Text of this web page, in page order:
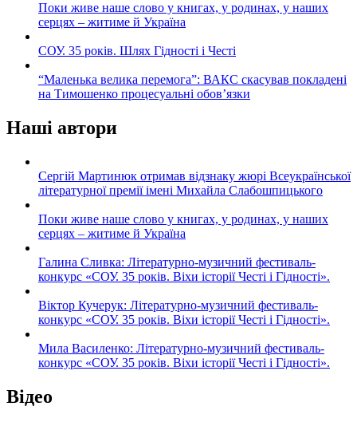
Поки живе наше слово у книгах, у родинах, у наших
серцях – житиме й Україна
СОУ. 35 років. Шлях Гідності і Честі
“Маленька велика перемога”: ВАКС скасував покладені
на Тимошенко процесуальні обов’язки
Наші автори
Сергій Мартинюк отримав відзнаку жюрі Всеукраїнської
літературної премії імені Михайла Слабошпицького
Поки живе наше слово у книгах, у родинах, у наших
серцях – житиме й Україна
Галина Сливка: Літературно-музичний фестиваль-
конкурс «СОУ. 35 років. Віхи історії Честі і Гідності».
Віктор Кучерук: Літературно-музичний фестиваль-
конкурс «СОУ. 35 років. Віхи історії Честі і Гідності».
Мила Василенко: Літературно-музичний фестиваль-
конкурс «СОУ. 35 років. Віхи історії Честі і Гідності».
Відео